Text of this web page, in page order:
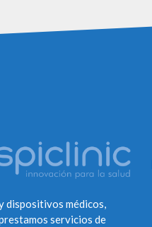
dispositivos médicos,
servicios de